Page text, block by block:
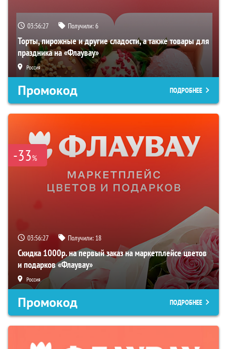
03:56:26 Получили:6
Торты, пирожные и другие сладости, а также товары для
праздника на «Флаувау»
Россия
Промокод ПОДРОБНЕЕ
-33%
03:56:26 Получили: 18
Скидка 1000р. на первый заказ на маркетплейсе цветов
и подарков «Флаувау»
Россия
Промокод ПОДРОБНЕЕ